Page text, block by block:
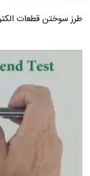
طرز سوختن قطعات